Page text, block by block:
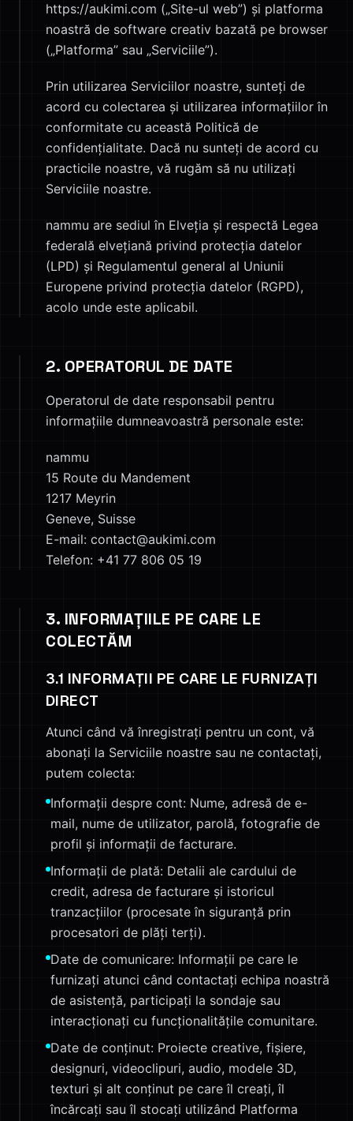
https://aukimi.com („Site-ul web”) și platforma
noastră de software creativ bazată pe browser
(„Platforma” sau „Serviciile”).
Prin utilizarea Serviciilor noastre, sunteți de
acord cu colectarea și utilizarea informațiilor în
conformitate cu această Politică de
confidențialitate. Dacă nu sunteți de acord cu
practicile noastre, vă rugăm să nu utilizați
Serviciile noastre.
nammu are sediul în Elveția și respectă Legea
federală elvețiană privind protecția datelor
(LPD) și Regulamentul general al Uniunii
Europene privind protecția datelor (RGPD),
acolo unde este aplicabil.
2. OPERATORUL DE DATE
Operatorul de date responsabil pentru
informațiile dumneavoastră personale este:
nammu
15 Route du Mandement
1217 Meyrin
Geneve, Suisse
E-mail: contact@aukimi.com
Telefon: +41 77 806 05 19
3. INFORMAȚIILE PE CARE LE
COLECTĂM
3.1 INFORMAȚII PE CARE LE FURNIZAȚI
DIRECT
Atunci când vă înregistrați pentru un cont, vă
abonați la Serviciile noastre sau ne contactați,
putem colecta:
Informații despre cont: Nume, adresă de e-
mail, nume de utilizator, parolă, fotografie de
profil și informații de facturare.
Informații de plată: Detalii ale cardului de
credit, adresa de facturare și istoricul
tranzacțiilor (procesate în siguranță prin
procesatori de plăți terți).
Date de comunicare: Informații pe care le
furnizați atunci când contactați echipa noastră
de asistență, participați la sondaje sau
interacționați cu funcționalitățile comunitare.
Date de conținut: Proiecte creative, fișiere,
designuri, videoclipuri, audio, modele 3D,
texturi și alt conținut pe care îl creați, îl
încărcați sau îl stocați utilizând Platforma